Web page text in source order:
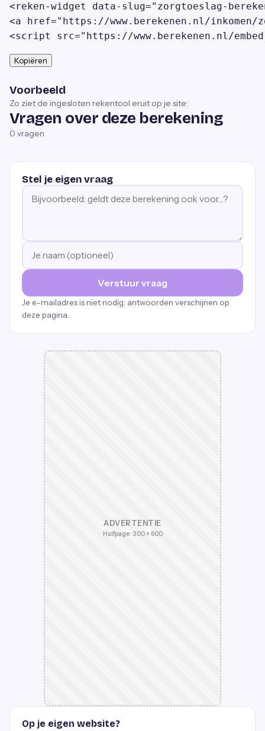
<reken-widget data-slug="zorgtoeslag-
<a href="https://www.berekenen.nl/inkomen/
<script src="https://www.berekenen.nl/
Kopiëren
Voorbeeld
Zo ziet de ingesloten rekentool eruit op je site:
Vragen over deze berekening
0 vragen
Stel je eigen vraag
Verstuur vraag
Je e-mailadres is niet nodig; antwoorden verschijnen op
deze pagina.
ADVERTENTIE
Halfpage · 300 × 600
Op je eigen website?